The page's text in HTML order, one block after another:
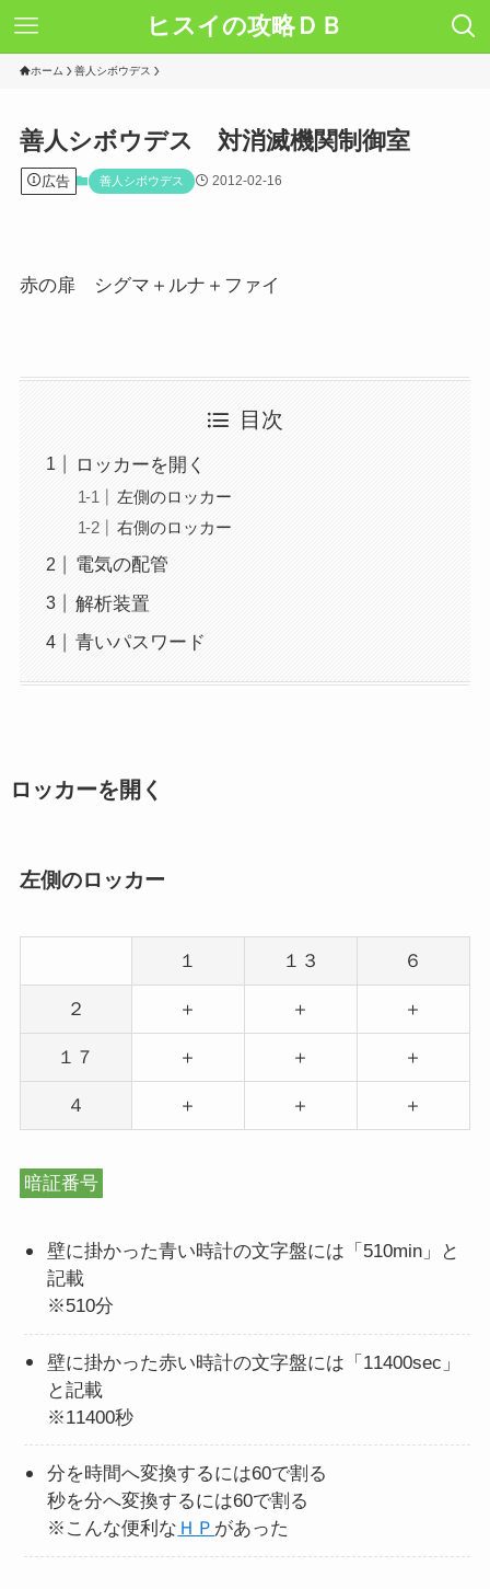
ヒスイの攻略ＤＢ
ホーム 善人シボウデス
善人シボウデス 対消滅機関制御室
広告 善人シボウデス 2012-02-16
赤の扉 シグマ＋ルナ＋ファイ
目次
ロッカーを開く
左側のロッカー
右側のロッカー
電気の配管
解析装置
青いパスワード
ロッカーを開く
左側のロッカー
１ １３ ６
２ ＋ ＋ ＋
１７ ＋ ＋ ＋
４ ＋ ＋ ＋
暗証番号
壁に掛かった青い時計の文字盤には「510min」と
記載
※510分
壁に掛かった赤い時計の文字盤には「11400sec」
と記載
※11400秒
分を時間へ変換するには60で割る
秒を分へ変換するには60で割る
※こんな便利な ＨＰ があった